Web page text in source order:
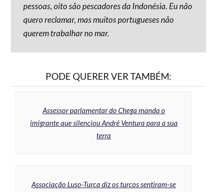
pessoas, oito são pescadores da Indonésia. Eu não
quero reclamar, mas muitos portugueses não
querem trabalhar no mar.
PODE QUERER VER TAMBÉM:
Assessor parlamentar do Chega manda o
imigrante que silenciou André Ventura para a sua
terra
Associação Luso-Turca diz os turcos sentiram-se